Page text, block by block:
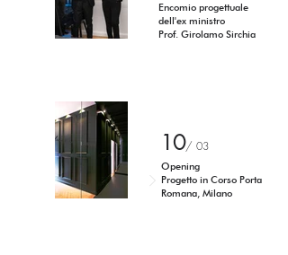
Encomio progettuale
dell'ex ministro
Prof. Girolamo Sirchia
10/ 03
Opening
Progetto in Corso Porta
Romana, Milano